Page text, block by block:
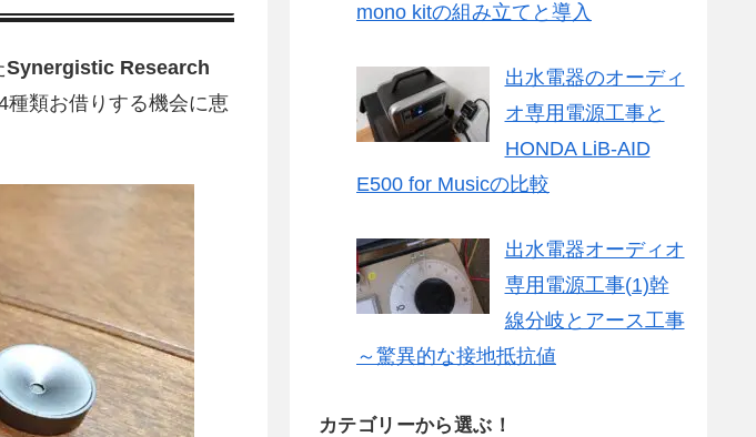
Synergistic Research
種類お借りする機会に恵
mono kitの組み立てと導入
出水電器のオーディ
オ専用電源工事と
HONDA LiB-AID
E500 for Musicの比較
出水電器オーディオ
専用電源工事(1)幹
線分岐とアース工事
～驚異的な接地抵抗値
カテゴリーから選ぶ！